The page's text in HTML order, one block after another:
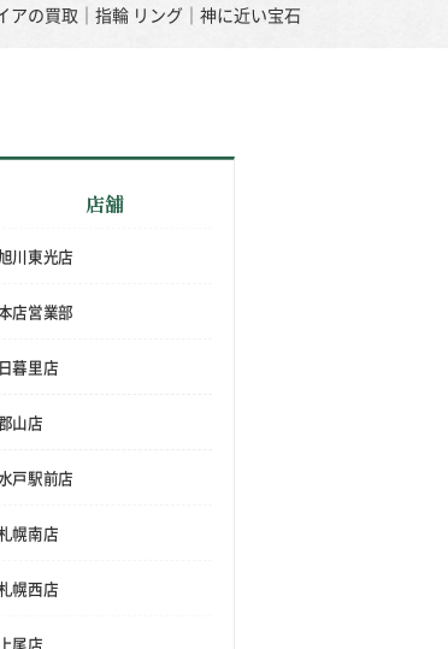
の買取｜指輪 リング｜神に近い宝石
店舗
川東光店
店営業部
日暮里店
山店
戸駅前店
幌南店
幌西店
上尾店